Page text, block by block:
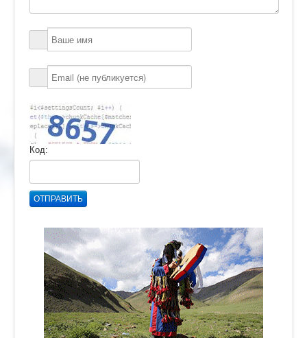
Код:
ОТПРАВИТЬ